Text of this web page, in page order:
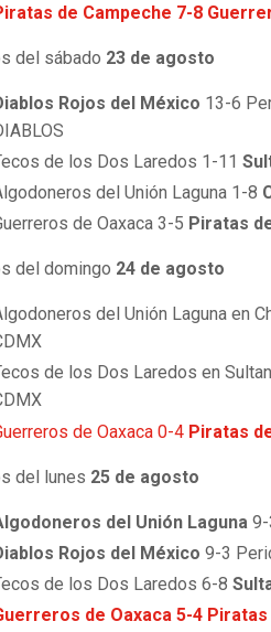
de Campeche 7-8
del sábado 23 de agosto
Rojos del México 13-6
de los Dos Laredos 1-11
del Unión Laguna 1-8
de Oaxaca 3-5 Piratas
del domingo 24 de agosto
del Unión Laguna en
de los Dos Laredos en
de Oaxaca 0-4 Piratas
del lunes 25 de agosto
del Unión Laguna 9-
Rojos del México 9-3
de los Dos Laredos 6-8
de Oaxaca 5-4